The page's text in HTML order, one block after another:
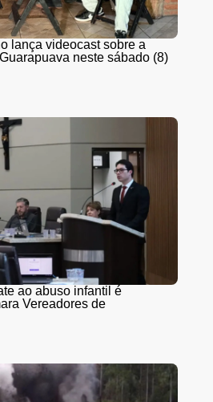
lança videocast sobre a
neste sábado (8)
ao abuso infantil é
Vereadores de